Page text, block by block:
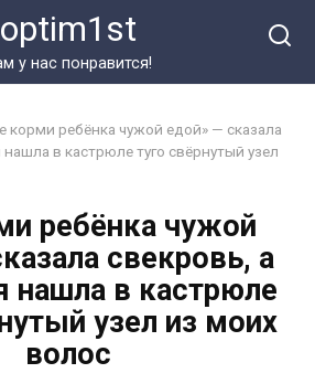
optim1st
у нас понравится!
корми ребёнка чужой едой» — сказала
в кастрюле туго свёрнутый узел
ребёнка чужой
свекровь, а
нашла в кастрюле
узел из моих
волос